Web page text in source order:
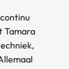
Tamara